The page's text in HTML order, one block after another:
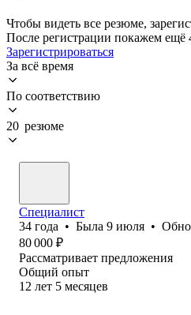
Чтобы видеть все резюме,
После регистрации покажем ещё
Зарегистрироваться
За всё время
По соответствию
20 резюме
Специалист
34 года • Была 9 июля •
80 000 ₽
Рассматривает предложения
Общий опыт
12 лет 5 месяцев